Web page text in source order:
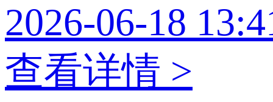
2026-06-18
查看详情 >